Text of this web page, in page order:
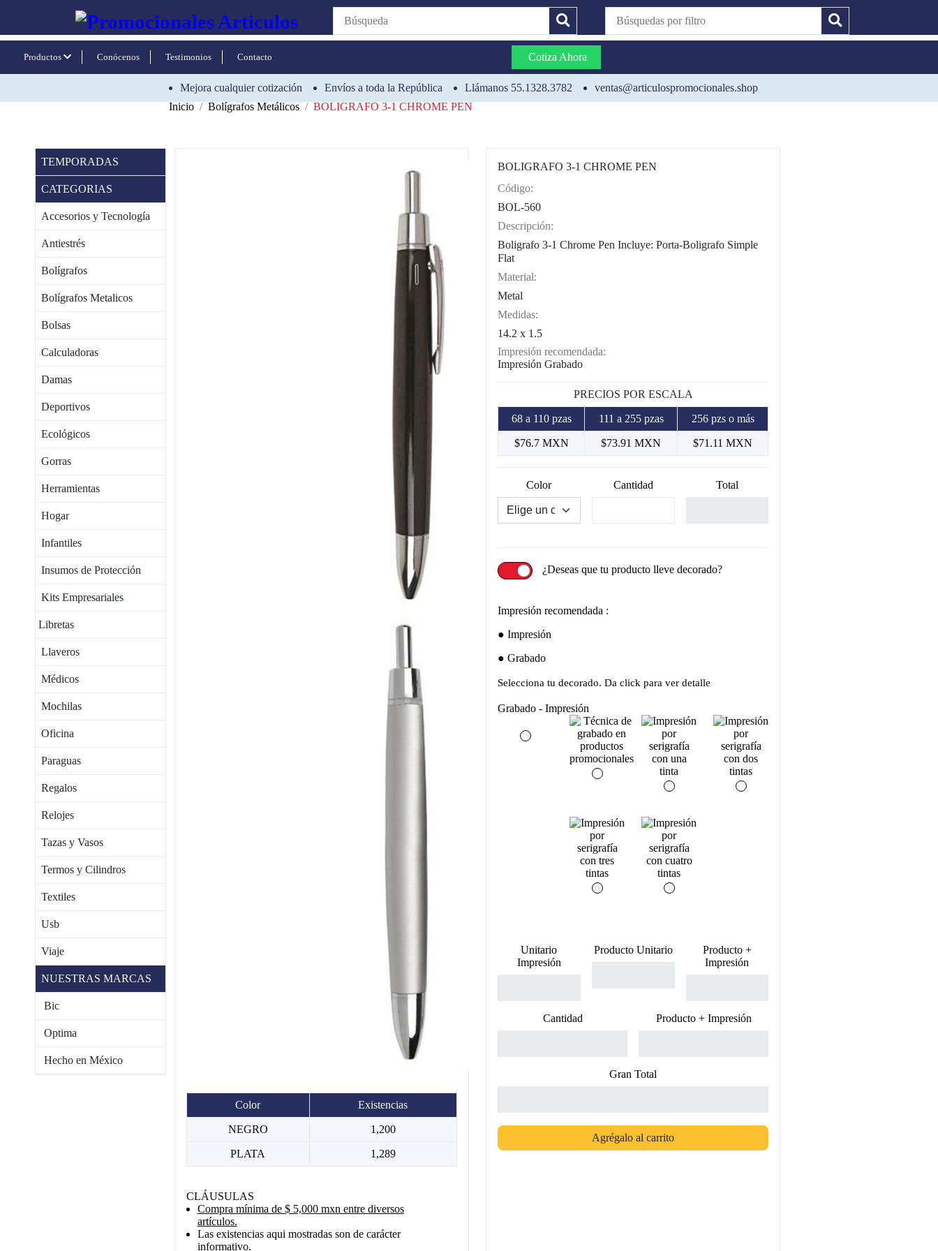
Productos Conócenos Testimonios Contacto Cotiza Ahora
Mejora cualquier cotización Envíos a toda la República Llámanos 55.1328.3782
ventas@articulospromocionales.shop
Inicio
Bolígrafos Metálicos BOLIGRAFO 3-1 CHROME PEN
TEMPORADAS
CATEGORIAS
Accesorios y Tecnología
Antiestrés
Bolígrafos
Bolígrafos Metalicos
Bolsas
Calculadoras
Damas
Deportivos
Ecológicos
Gorras
Herramientas
Hogar
Infantiles
Insumos de Protección
Kits Empresariales
Libretas
Llaveros
Médicos
Mochilas
Oficina
Paraguas
Regalos
Relojes
Tazas y Vasos
Termos y Cilindros
Textiles
Usb
Viaje
NUESTRAS MARCAS
Bic
Optima
Hecho en México
Color Existencias
NEGRO 1,200
PLATA 1,289
CLÁUSULAS
Compra mínima de $ 5,000 mxn entre diversos
artículos.
Las existencias aqui mostradas son de carácter
informativo.
BOLIGRAFO 3-1 CHROME PEN
Código:
BOL-560
Descripción:
Boligrafo 3-1 Chrome Pen Incluye: Porta-Boligrafo Simple
Flat
Material:
Metal
Medidas:
14.2 x 1.5
Impresión recomendada:
Impresión Grabado
PRECIOS POR ESCALA
68 a 110 pzas 111 a 255 pzas 256 pzs o más
$76.7 MXN $73.91 MXN $71.11 MXN
Color Cantidad Total
¿Deseas que tu producto lleve decorado?
Impresión recomendada :
Impresión
Grabado
Selecciona tu decorado. Da click para ver detalle
Grabado - Impresión
Unitario
Impresión
Producto Unitario
Producto +
Impresión
Cantidad Producto + Impresión
Gran Total
Agrégalo al carrito